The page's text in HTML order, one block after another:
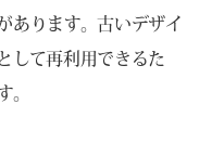
あります。古いデザイ
して再利用できるた
。